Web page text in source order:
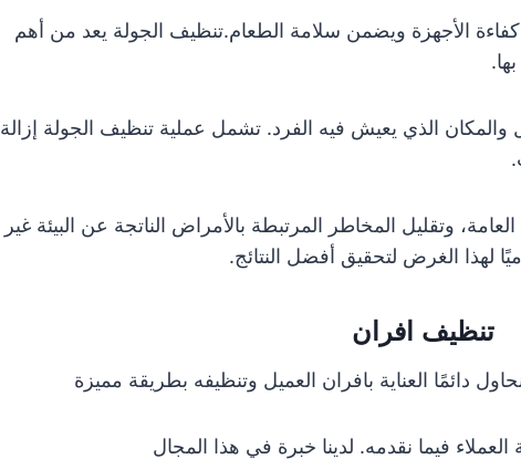
الأجهزة ويضمن سلامة الطعام.تنظيف الجولة يعد من أهم
الذي يعيش فيه الفرد. تشمل عملية تنظيف الجولة إزالة
وتقليل المخاطر المرتبطة بالأمراض الناتجة عن البيئة غير
لهذا الغرض لتحقيق أفضل النتائج.
تنظيف افران
فيما نقدمه. لدينا خبرة في هذا المجال